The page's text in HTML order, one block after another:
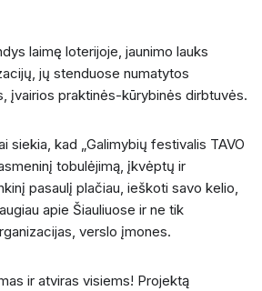
laimę loterijoje, jaunimo lauks
jų stenduose numatytos
įvairios praktinės-kūrybinės dirbtuvės.
siekia, kad „Galimybių festivalis TAVO
tobulėjimą, įkvėptų ir
pasaulį plačiau, ieškoti savo kelio,
apie Šiauliuose ir ne tik
verslo įmones.
ir atviras visiems! Projektą